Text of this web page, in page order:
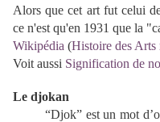
Alors que cet art fut celui
ce n'est qu'en 1931 que la
Wikipédia (Histoire des Arts
Voit aussi Signification de
Le djokan
“Djok” est un mot